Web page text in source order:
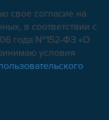
свое согласие на
в соответствии с
года №152-ФЗ «О
условия